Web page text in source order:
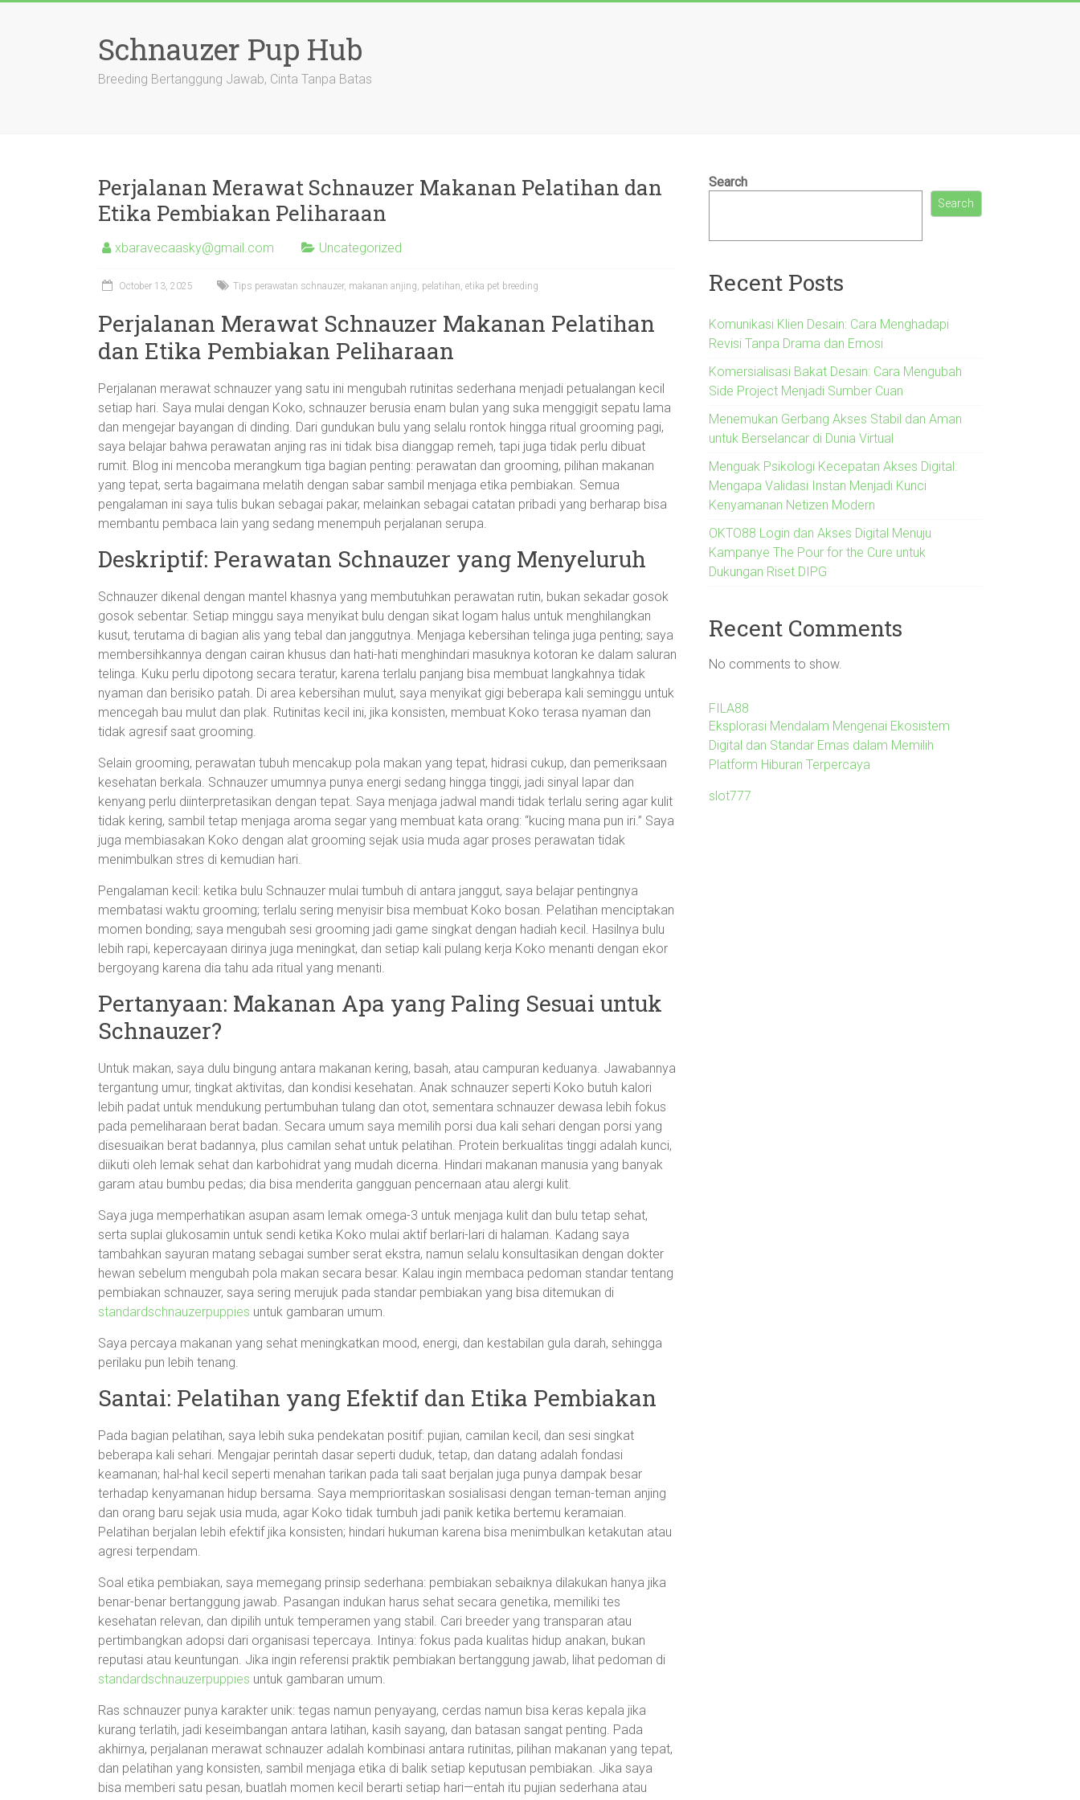
Schnauzer Pup Hub
Breeding Bertanggung Jawab, Cinta Tanpa Batas
Perjalanan Merawat Schnauzer Makanan Pelatihan dan
Etika Pembiakan Peliharaan
xbaravecaasky@gmail.com Uncategorized
October 13, 2025 Tips perawatan schnauzer, makanan anjing, pelatihan, etika pet breeding
Perjalanan Merawat Schnauzer Makanan Pelatihan
dan Etika Pembiakan Peliharaan
Perjalanan merawat schnauzer yang satu ini mengubah rutinitas sederhana menjadi petualangan kecil
setiap hari. Saya mulai dengan Koko, schnauzer berusia enam bulan yang suka menggigit sepatu lama
dan mengejar bayangan di dinding. Dari gundukan bulu yang selalu rontok hingga ritual grooming pagi,
saya belajar bahwa perawatan anjing ras ini tidak bisa dianggap remeh, tapi juga tidak perlu dibuat
rumit. Blog ini mencoba merangkum tiga bagian penting: perawatan dan grooming, pilihan makanan
yang tepat, serta bagaimana melatih dengan sabar sambil menjaga etika pembiakan. Semua
pengalaman ini saya tulis bukan sebagai pakar, melainkan sebagai catatan pribadi yang berharap bisa
membantu pembaca lain yang sedang menempuh perjalanan serupa.
Deskriptif: Perawatan Schnauzer yang Menyeluruh
Schnauzer dikenal dengan mantel khasnya yang membutuhkan perawatan rutin, bukan sekadar gosok
gosok sebentar. Setiap minggu saya menyikat bulu dengan sikat logam halus untuk menghilangkan
kusut, terutama di bagian alis yang tebal dan janggutnya. Menjaga kebersihan telinga juga penting; saya
membersihkannya dengan cairan khusus dan hati-hati menghindari masuknya kotoran ke dalam saluran
telinga. Kuku perlu dipotong secara teratur, karena terlalu panjang bisa membuat langkahnya tidak
nyaman dan berisiko patah. Di area kebersihan mulut, saya menyikat gigi beberapa kali seminggu untuk
mencegah bau mulut dan plak. Rutinitas kecil ini, jika konsisten, membuat Koko terasa nyaman dan
tidak agresif saat grooming.
Selain grooming, perawatan tubuh mencakup pola makan yang tepat, hidrasi cukup, dan pemeriksaan
kesehatan berkala. Schnauzer umumnya punya energi sedang hingga tinggi, jadi sinyal lapar dan
kenyang perlu diinterpretasikan dengan tepat. Saya menjaga jadwal mandi tidak terlalu sering agar kulit
tidak kering, sambil tetap menjaga aroma segar yang membuat kata orang: “kucing mana pun iri.” Saya
juga membiasakan Koko dengan alat grooming sejak usia muda agar proses perawatan tidak
menimbulkan stres di kemudian hari.
Pengalaman kecil: ketika bulu Schnauzer mulai tumbuh di antara janggut, saya belajar pentingnya
membatasi waktu grooming; terlalu sering menyisir bisa membuat Koko bosan. Pelatihan menciptakan
momen bonding; saya mengubah sesi grooming jadi game singkat dengan hadiah kecil. Hasilnya bulu
lebih rapi, kepercayaan dirinya juga meningkat, dan setiap kali pulang kerja Koko menanti dengan ekor
bergoyang karena dia tahu ada ritual yang menanti.
Pertanyaan: Makanan Apa yang Paling Sesuai untuk
Schnauzer?
Untuk makan, saya dulu bingung antara makanan kering, basah, atau campuran keduanya. Jawabannya
tergantung umur, tingkat aktivitas, dan kondisi kesehatan. Anak schnauzer seperti Koko butuh kalori
lebih padat untuk mendukung pertumbuhan tulang dan otot, sementara schnauzer dewasa lebih fokus
pada pemeliharaan berat badan. Secara umum saya memilih porsi dua kali sehari dengan porsi yang
disesuaikan berat badannya, plus camilan sehat untuk pelatihan. Protein berkualitas tinggi adalah kunci,
diikuti oleh lemak sehat dan karbohidrat yang mudah dicerna. Hindari makanan manusia yang banyak
garam atau bumbu pedas; dia bisa menderita gangguan pencernaan atau alergi kulit.
Saya juga memperhatikan asupan asam lemak omega-3 untuk menjaga kulit dan bulu tetap sehat,
serta suplai glukosamin untuk sendi ketika Koko mulai aktif berlari-lari di halaman. Kadang saya
tambahkan sayuran matang sebagai sumber serat ekstra, namun selalu konsultasikan dengan dokter
hewan sebelum mengubah pola makan secara besar. Kalau ingin membaca pedoman standar tentang
pembiakan schnauzer, saya sering merujuk pada standar pembiakan yang bisa ditemukan di
standardschnauzerpuppies untuk gambaran umum.
Saya percaya makanan yang sehat meningkatkan mood, energi, dan kestabilan gula darah, sehingga
perilaku pun lebih tenang.
Santai: Pelatihan yang Efektif dan Etika Pembiakan
Pada bagian pelatihan, saya lebih suka pendekatan positif: pujian, camilan kecil, dan sesi singkat
beberapa kali sehari. Mengajar perintah dasar seperti duduk, tetap, dan datang adalah fondasi
keamanan; hal-hal kecil seperti menahan tarikan pada tali saat berjalan juga punya dampak besar
terhadap kenyamanan hidup bersama. Saya memprioritaskan sosialisasi dengan teman-teman anjing
dan orang baru sejak usia muda, agar Koko tidak tumbuh jadi panik ketika bertemu keramaian.
Pelatihan berjalan lebih efektif jika konsisten; hindari hukuman karena bisa menimbulkan ketakutan atau
agresi terpendam.
Soal etika pembiakan, saya memegang prinsip sederhana: pembiakan sebaiknya dilakukan hanya jika
benar-benar bertanggung jawab. Pasangan indukan harus sehat secara genetika, memiliki tes
kesehatan relevan, dan dipilih untuk temperamen yang stabil. Cari breeder yang transparan atau
pertimbangkan adopsi dari organisasi tepercaya. Intinya: fokus pada kualitas hidup anakan, bukan
reputasi atau keuntungan. Jika ingin referensi praktik pembiakan bertanggung jawab, lihat pedoman di
standardschnauzerpuppies untuk gambaran umum.
Ras schnauzer punya karakter unik: tegas namun penyayang, cerdas namun bisa keras kepala jika
kurang terlatih, jadi keseimbangan antara latihan, kasih sayang, dan batasan sangat penting. Pada
akhirnya, perjalanan merawat schnauzer adalah kombinasi antara rutinitas, pilihan makanan yang tepat,
dan pelatihan yang konsisten, sambil menjaga etika di balik setiap keputusan pembiakan. Jika saya
bisa memberi satu pesan, buatlah momen kecil berarti setiap hari—entah itu pujian sederhana atau
Search
Search
Recent Posts
Komunikasi Klien Desain: Cara Menghadapi
Revisi Tanpa Drama dan Emosi
Komersialisasi Bakat Desain: Cara Mengubah
Side Project Menjadi Sumber Cuan
Menemukan Gerbang Akses Stabil dan Aman
untuk Berselancar di Dunia Virtual
Menguak Psikologi Kecepatan Akses Digital:
Mengapa Validasi Instan Menjadi Kunci
Kenyamanan Netizen Modern
OKTO88 Login dan Akses Digital Menuju
Kampanye The Pour for the Cure untuk
Dukungan Riset DIPG
Recent Comments
No comments to show.
FILA88
Eksplorasi Mendalam Mengenai Ekosistem
Digital dan Standar Emas dalam Memilih
Platform Hiburan Terpercaya
slot777